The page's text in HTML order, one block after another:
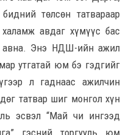
төлсөн татвараар
авдаг хүмүүс бас
авна. Энэ НДШ-ийн ажил
утгатай юм бэ гэдгийг
л гаднаас ажилчин
татвар шиг монгол хүн
эсвэл “Май чи ингээд
гэсний торгууль юм